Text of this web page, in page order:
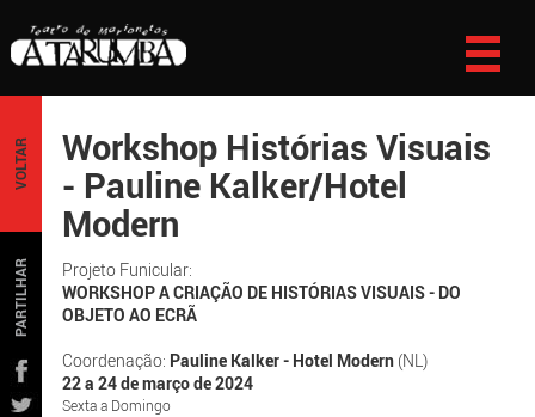
VOLTAR
PARTILHAR
Workshop Histórias Visuais
- Pauline Kalker/Hotel
Modern
Projeto Funicular:
WORKSHOP A CRIAÇÃO DE HISTÓRIAS VISUAIS - DO
OBJETO AO ECRÃ
Coordenação: Pauline Kalker - Hotel Modern (NL)
22 a 24 de março de 2024
Sexta a Domingo